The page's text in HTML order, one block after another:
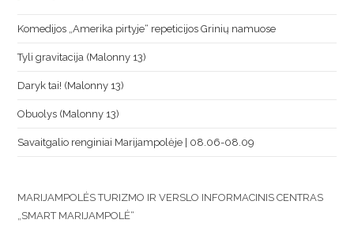
Komedijos „Amerika pirtyje“ repeticijos Grinių namuose
Tyli gravitacija (Malonny 13)
Daryk tai! (Malonny 13)
Obuolys (Malonny 13)
Savaitgalio renginiai Marijampolėje | 08.06-08.09
MARIJAMPOLĖS TURIZMO IR VERSLO INFORMACINIS CENTRAS
„SMART MARIJAMPOLĖ“